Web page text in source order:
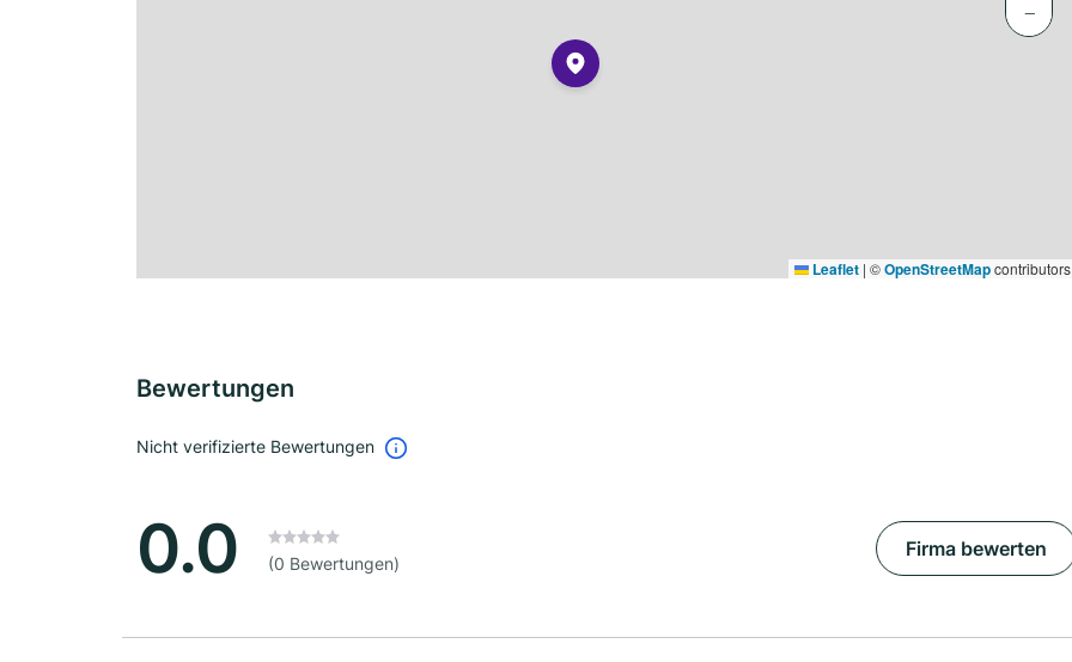
−
Leaflet | ©OpenStreetMapcontributors
Bewertungen
Nicht verifizierte Bewertungen
0.0 (0 Bewertungen)
Firma bewerten